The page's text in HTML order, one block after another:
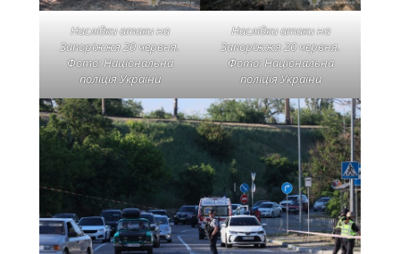
Наслідки атаки на
Запоріжжя 20 червня.
Фото: Національна
поліція України
Наслідки атаки на
Запоріжжя 20 червня.
Фото: Національна
поліція України